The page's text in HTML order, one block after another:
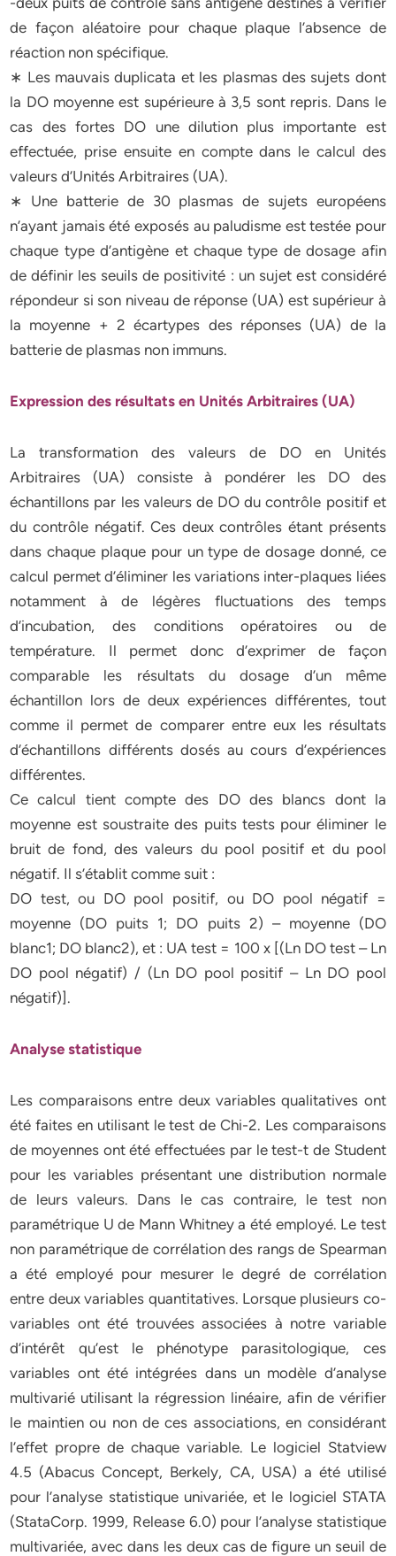
de façon aléatoire pour chaque plaque l’absence de
réaction non spécifique.
∗ Les mauvais duplicata et les plasmas des sujets dont
la DO moyenne est supérieure à 3,5 sont repris. Dans le
cas des fortes DO une dilution plus importante est
effectuée, prise ensuite en compte dans le calcul des
valeurs d’Unités Arbitraires (UA).
∗ Une batterie de 30 plasmas de sujets européens
n’ayant jamais été exposés au paludisme est testée pour
chaque type d’antigène et chaque type de dosage afin
de définir les seuils de positivité : un sujet est considéré
répondeur si son niveau de réponse (UA) est supérieur à
la moyenne + 2 écartypes des réponses (UA) de la
batterie de plasmas non immuns.
Expression des résultats en Unités Arbitraires (UA)
La transformation des valeurs de DO en Unités
Arbitraires (UA) consiste à pondérer les DO des
échantillons par les valeurs de DO du contrôle positif et
du contrôle négatif. Ces deux contrôles étant présents
dans chaque plaque pour un type de dosage donné, ce
calcul permet d’éliminer les variations inter-plaques liées
notamment à de légères fluctuations des temps
d’incubation, des conditions opératoires ou de
température. Il permet donc d’exprimer de façon
comparable les résultats du dosage d’un même
échantillon lors de deux expériences différentes, tout
comme il permet de comparer entre eux les résultats
d’échantillons différents dosés au cours d’expériences
différentes.
Ce calcul tient compte des DO des blancs dont la
moyenne est soustraite des puits tests pour éliminer le
bruit de fond, des valeurs du pool positif et du pool
négatif. Il s’établit comme suit :
DO test, ou DO pool positif, ou DO pool négatif =
moyenne (DO puits 1; DO puits 2) – moyenne (DO
blanc1; DO blanc2), et : UA test = 100 x [(Ln DO test – Ln
DO pool négatif) / (Ln DO pool positif – Ln DO pool
négatif)].
Analyse statistique
Les comparaisons entre deux variables qualitatives ont
été faites en utilisant le test de Chi-2. Les comparaisons
de moyennes ont été effectuées par le test-t de Student
pour les variables présentant une distribution normale
de leurs valeurs. Dans le cas contraire, le test non
paramétrique U de Mann Whitney a été employé. Le test
non paramétrique de corrélation des rangs de Spearman
a été employé pour mesurer le degré de corrélation
entre deux variables quantitatives. Lorsque plusieurs co-
variables ont été trouvées associées à notre variable
d’intérêt qu’est le phénotype parasitologique, ces
variables ont été intégrées dans un modèle d’analyse
multivarié utilisant la régression linéaire, afin de vérifier
le maintien ou non de ces associations, en considérant
l’effet propre de chaque variable. Le logiciel Statview
4.5 (Abacus Concept, Berkely, CA, USA) a été utilisé
pour l’analyse statistique univariée, et le logiciel STATA
(StataCorp. 1999, Release 6.0) pour l’analyse statistique
multivariée, avec dans les deux cas de figure un seuil de